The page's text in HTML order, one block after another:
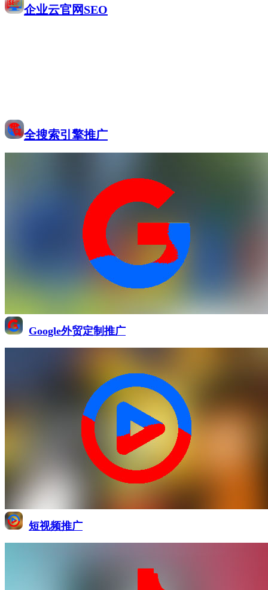
企业云官网SEO
全搜索引擎推广
Google外贸定制推广
短视频推广